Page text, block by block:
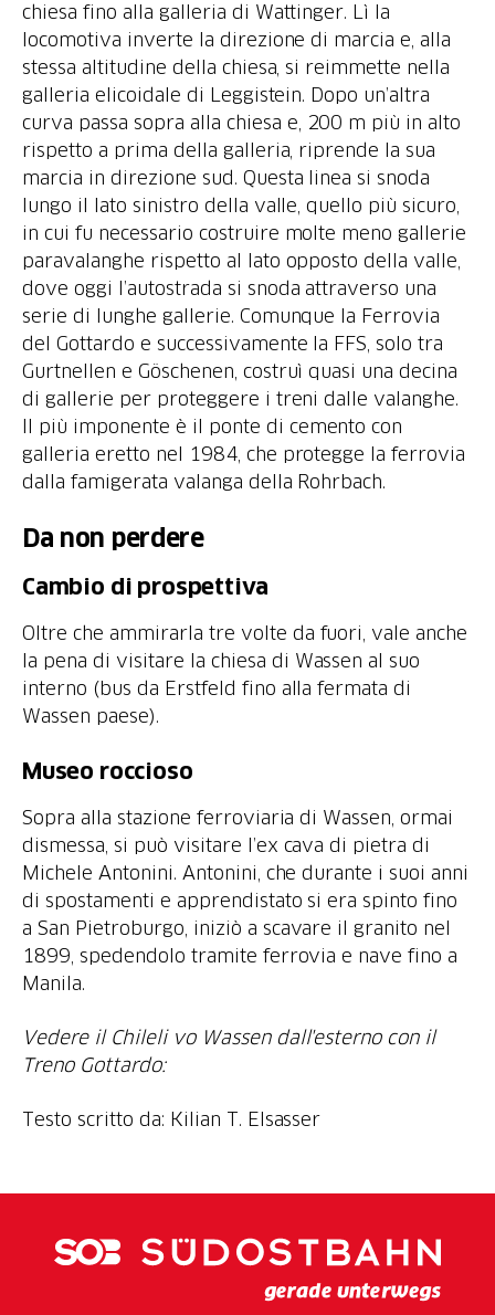
chiesa fino alla galleria di Wattinger. Lì la
locomotiva inverte la direzione di marcia e, alla
stessa altitudine della chiesa, si reimmette nella
galleria elicoidale di Leggistein. Dopo un’altra
curva passa sopra alla chiesa e, 200 m più in alto
rispetto a prima della galleria, riprende la sua
marcia in direzione sud. Questa linea si snoda
lungo il lato sinistro della valle, quello più sicuro,
in cui fu necessario costruire molte meno gallerie
paravalanghe rispetto al lato opposto della valle,
dove oggi l’autostrada si snoda attraverso una
serie di lunghe gallerie. Comunque la Ferrovia
del Gottardo e successivamente la FFS, solo tra
Gurtnellen e Göschenen, costruì quasi una decina
di gallerie per proteggere i treni dalle valanghe.
Il più imponente è il ponte di cemento con
galleria eretto nel 1984, che protegge la ferrovia
dalla famigerata valanga della Rohrbach.
Da non perdere
Cambio di prospettiva
Oltre che ammirarla tre volte da fuori, vale anche
la pena di visitare la chiesa di Wassen al suo
interno (bus da Erstfeld fino alla fermata di
Wassen paese).
Museo roccioso
Sopra alla stazione ferroviaria di Wassen, ormai
dismessa, si può visitare l’ex cava di pietra di
Michele Antonini. Antonini, che durante i suoi anni
di spostamenti e apprendistato si era spinto fino
a San Pietroburgo, iniziò a scavare il granito nel
1899, spedendolo tramite ferrovia e nave fino a
Manila.
Vedere il Chileli vo Wassen dall'esterno con il
Treno Gottardo:
Testo scritto da: Kilian T. Elsasser